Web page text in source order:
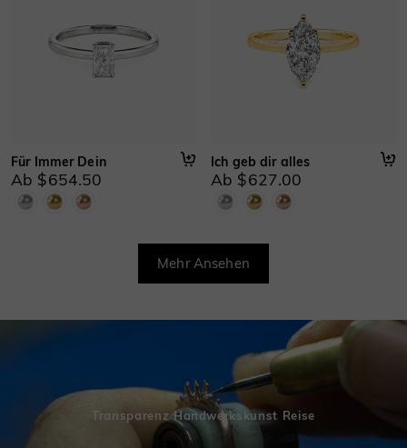
Für Immer Dein
Ab $654.50
Ich geb dir alles
Ab $627.00
Mehr Ansehen
Transparenz Handwerkskunst Reise